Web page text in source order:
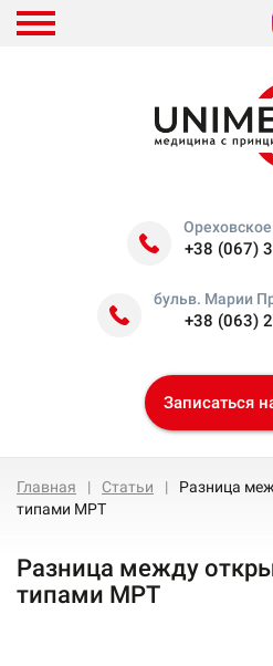
+38 (067)
бульв. Марии
+38 (063)
Записаться
Главная Статьи
Разница
типами МРТ
Разница между
типами МРТ